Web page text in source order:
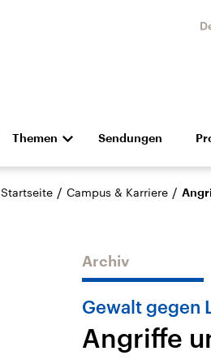
Themen
Die Nachrichten Politik
Hörspiel und Feature Musik
Landtagswahl Sachsen-
USA
Sendungen
Startseite / Campus & Karriere /
Archiv
Gewalt gegen
Angriffe